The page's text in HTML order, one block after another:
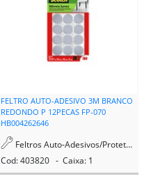
FELTRO AUTO-ADESIVO 3M BRANCO
REDONDO P 12PECAS FP-070
HB004262646
Feltros Auto-Adesivos/Protetores
Cod: 403820 - Caixa: 1